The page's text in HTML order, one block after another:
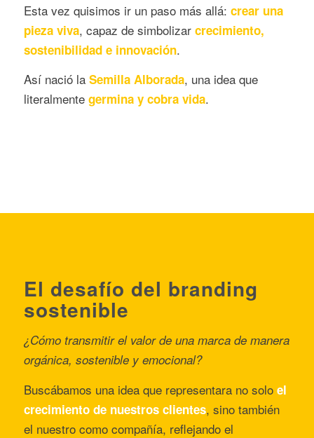
Esta vez quisimos ir un paso más allá: crear una
pieza viva, capaz de simbolizar crecimiento,
sostenibilidad e innovación.
Así nació la Semilla Alborada, una idea que
literalmente germina y cobra vida.
El desafío del branding
sostenible
¿Cómo transmitir el valor de una marca de manera
orgánica, sostenible y emocional?
Buscábamos una idea que representara no solo el
crecimiento de nuestros clientes, sino también
el nuestro como compañía, reflejando el